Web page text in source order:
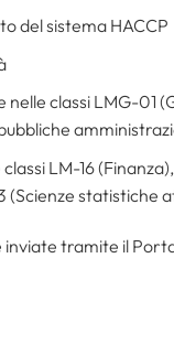
del sistema HACCP
classi LMG-01
LM-16
statistiche
tramite il